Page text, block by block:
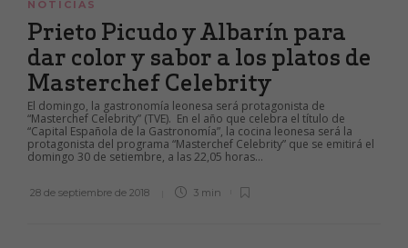
NOTICIAS
Prieto Picudo y Albarín para
dar color y sabor a los platos de
Masterchef Celebrity
El domingo, la gastronomía leonesa será protagonista de
“Masterchef Celebrity” (TVE). En el año que celebra el título de
“Capital Española de la Gastronomía”, la cocina leonesa será la
protagonista del programa “Masterchef Celebrity” que se emitirá el
domingo 30 de setiembre, a las 22,05 horas...
28 de septiembre de 2018 3 min